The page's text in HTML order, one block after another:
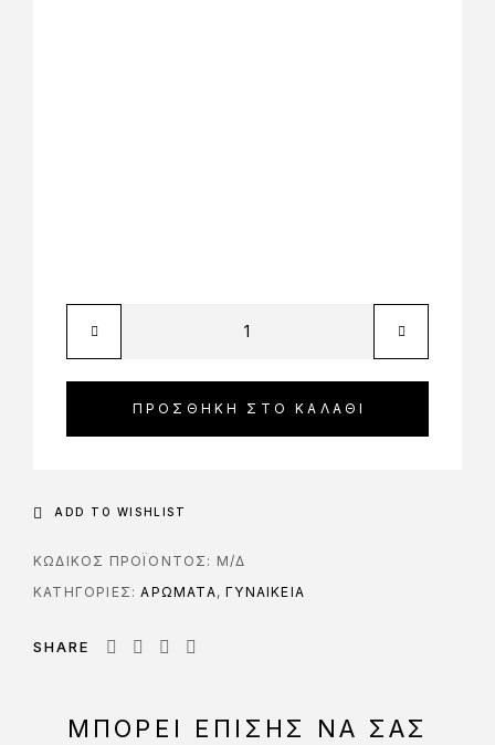
ΠΡΟΣΘΉΚΗ ΣΤΟ ΚΑΛΆΘΙ
ADD TO WISHLIST
ΚΩΔΙΚΌΣ ΠΡΟΪΌΝΤΟΣ: Μ/Δ
ΚΑΤΗΓΟΡΊΕΣ:ΑΡΩΜΑΤΑ,ΓΥΝΑΙΚΕΙΑ
SHARE
ΜΠΟΡΕΊ ΕΠΊΣΗΣ ΝΑ ΣΑΣ